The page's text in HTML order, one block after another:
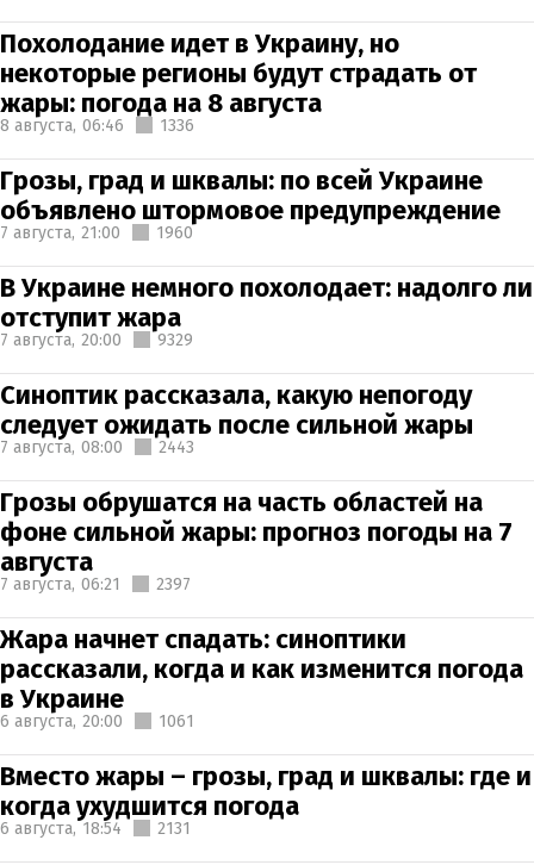
Похолодание идет в Украину, но
некоторые регионы будут страдать от
жары: погода на 8 августа
8 августа, 06:46 1336
Грозы, град и шквалы: по всей Украине
объявлено штормовое предупреждение
7 августа, 21:00 1960
В Украине немного похолодает: надолго ли
отступит жара
7 августа, 20:00 9329
Синоптик рассказала, какую непогоду
следует ожидать после сильной жары
7 августа, 08:00 2443
Грозы обрушатся на часть областей на
фоне сильной жары: прогноз погоды на 7
августа
7 августа, 06:21 2397
Жара начнет спадать: синоптики
рассказали, когда и как изменится погода
в Украине
6 августа, 20:00 1061
Вместо жары – грозы, град и шквалы: где и
когда ухудшится погода
6 августа, 18:54 2131